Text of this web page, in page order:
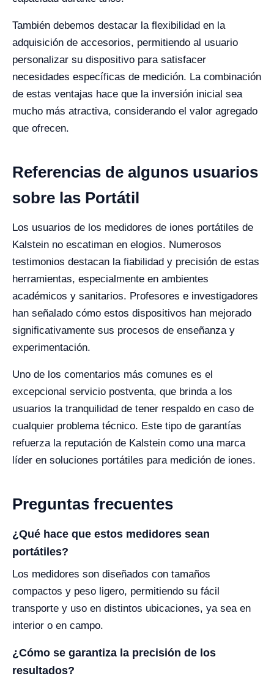
También debemos destacar la flexibilidad en la
adquisición de accesorios, permitiendo al usuario
personalizar su dispositivo para satisfacer
necesidades específicas de medición. La combinación
de estas ventajas hace que la inversión inicial sea
mucho más atractiva, considerando el valor agregado
que ofrecen.
Referencias de algunos usuarios
sobre las Portátil
Los usuarios de los medidores de iones portátiles de
Kalstein no escatiman en elogios. Numerosos
testimonios destacan la fiabilidad y precisión de estas
herramientas, especialmente en ambientes
académicos y sanitarios. Profesores e investigadores
han señalado cómo estos dispositivos han mejorado
significativamente sus procesos de enseñanza y
experimentación.
Uno de los comentarios más comunes es el
excepcional servicio postventa, que brinda a los
usuarios la tranquilidad de tener respaldo en caso de
cualquier problema técnico. Este tipo de garantías
refuerza la reputación de Kalstein como una marca
líder en soluciones portátiles para medición de iones.
Preguntas frecuentes
¿Qué hace que estos medidores sean
portátiles?
Los medidores son diseñados con tamaños
compactos y peso ligero, permitiendo su fácil
transporte y uso en distintos ubicaciones, ya sea en
interior o en campo.
¿Cómo se garantiza la precisión de los
resultados?